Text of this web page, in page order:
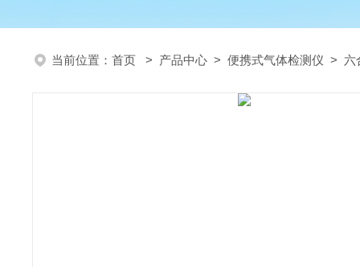
当前位置： 首页 > 产品中心 > 便携式气体检测仪 > 六